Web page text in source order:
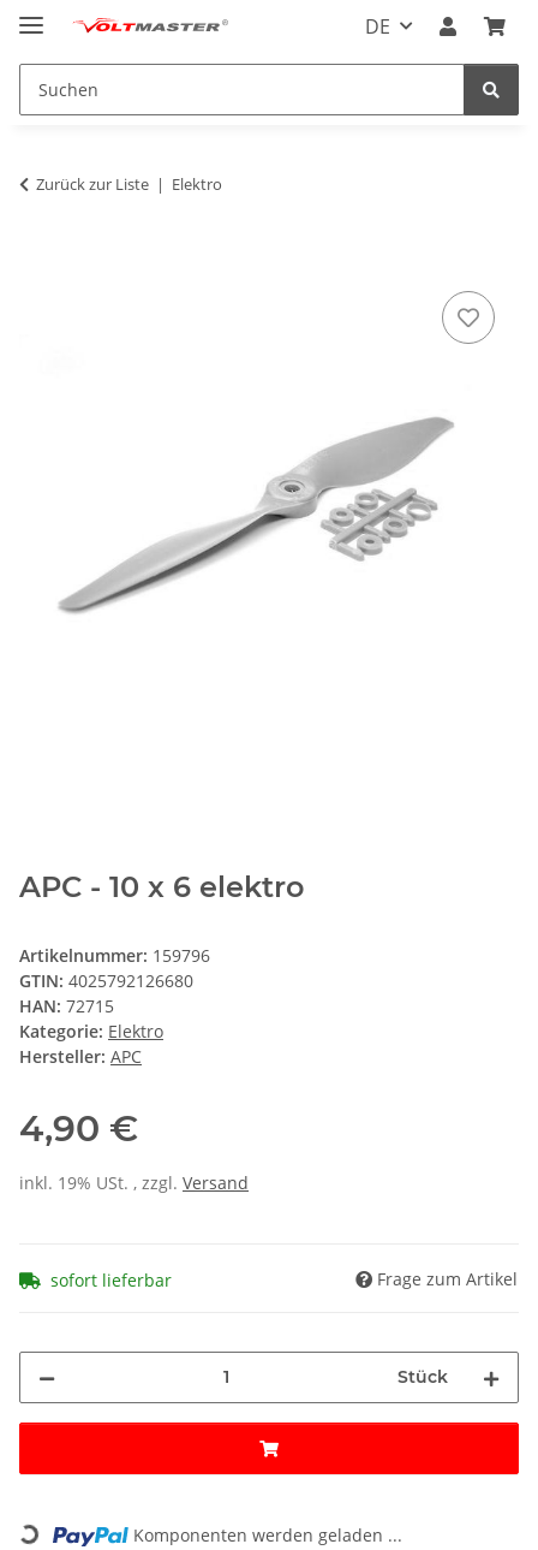
DE
Zurück zur Liste Elektro
APC - 10 x 6 elektro
Artikelnummer: 159796
GTIN: 4025792126680
HAN: 72715
Kategorie: Elektro
Hersteller: APC
4,90 €
inkl. 19% USt. , zzgl. Versand
sofort lieferbar Frage zum Artikel
Stück
Loading... Komponenten werden geladen ...